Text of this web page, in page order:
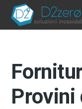
Provini